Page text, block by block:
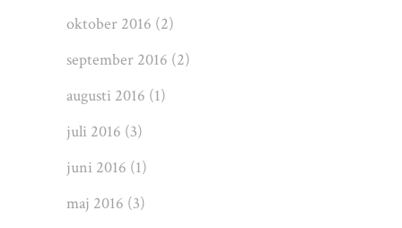
oktober 2016 (2)
september 2016 (2)
augusti 2016 (1)
juli 2016 (3)
juni 2016 (1)
maj 2016 (3)